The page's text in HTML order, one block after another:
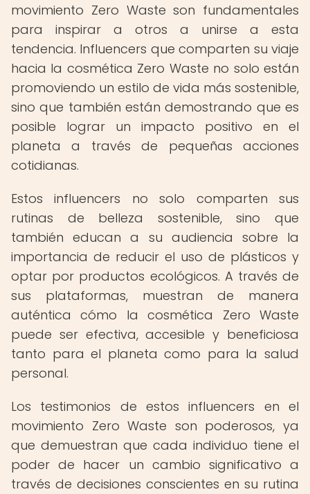
movimiento Zero Waste son fundamentales
para inspirar a otros a unirse a esta
tendencia. Influencers que comparten su viaje
hacia la cosmética Zero Waste no solo están
promoviendo un estilo de vida más sostenible,
sino que también están demostrando que es
posible lograr un impacto positivo en el
planeta a través de pequeñas acciones
cotidianas.
Estos influencers no solo comparten sus
rutinas de belleza sostenible, sino que
también educan a su audiencia sobre la
importancia de reducir el uso de plásticos y
optar por productos ecológicos. A través de
sus plataformas, muestran de manera
auténtica cómo la cosmética Zero Waste
puede ser efectiva, accesible y beneficiosa
tanto para el planeta como para la salud
personal.
Los testimonios de estos influencers en el
movimiento Zero Waste son poderosos, ya
que demuestran que cada individuo tiene el
poder de hacer un cambio significativo a
través de decisiones conscientes en su rutina